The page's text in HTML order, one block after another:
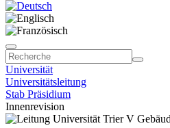
Universität
Universitätsleitung
Stab Präsidium
Innenrevision